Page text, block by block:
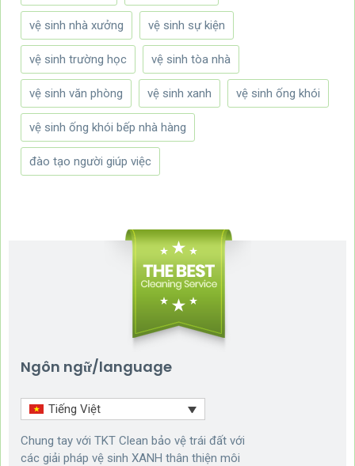
vệ sinh nhà xưởng vệ sinh sự kiện
vệ sinh trường học vệ sinh tòa nhà
vệ sinh văn phòng vệ sinh xanh vệ sinh ống khói
vệ sinh ống khói bếp nhà hàng
đào tạo người giúp việc
Ngôn ngữ/language
Tiếng Việt
Chung tay với TKT Clean bảo vệ trái đất với
các giải pháp vệ sinh XANH thân thiện môi